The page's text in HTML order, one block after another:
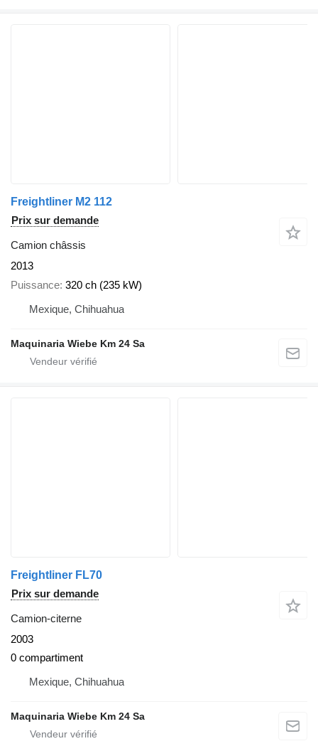
Freightliner M2 112
Prix sur demande
Camion châssis
2013
Puissance 320 ch (235 kW)
Mexique, Chihuahua
Maquinaria Wiebe Km 24 Sa
Freightliner FL70
Prix sur demande
Camion-citerne
2003
0 compartiment
Mexique, Chihuahua
Maquinaria Wiebe Km 24 Sa